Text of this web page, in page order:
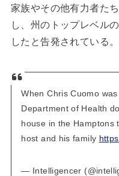
家族やその他有力者た
し、州のトップレベル
したと告発されている。
When Chris Cuomo
Department of Health
house in the Hamptons
host and his family
— Intelligencer